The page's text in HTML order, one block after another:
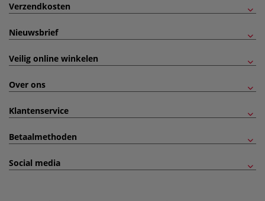
Verzendkosten
Nieuwsbrief
Veilig online winkelen
Over ons
Klantenservice
Betaalmethoden
Social media